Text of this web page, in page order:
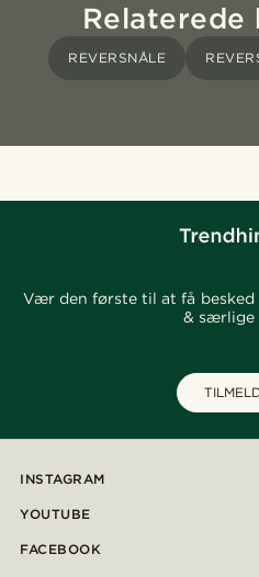
Relaterede
REVERSNÅLE
Vær den første til at få besked
& særlige
INSTAGRAM
YOUTUBE
FACEBOOK